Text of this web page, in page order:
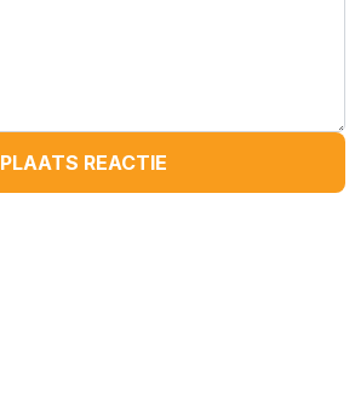
PLAATS REACTIE